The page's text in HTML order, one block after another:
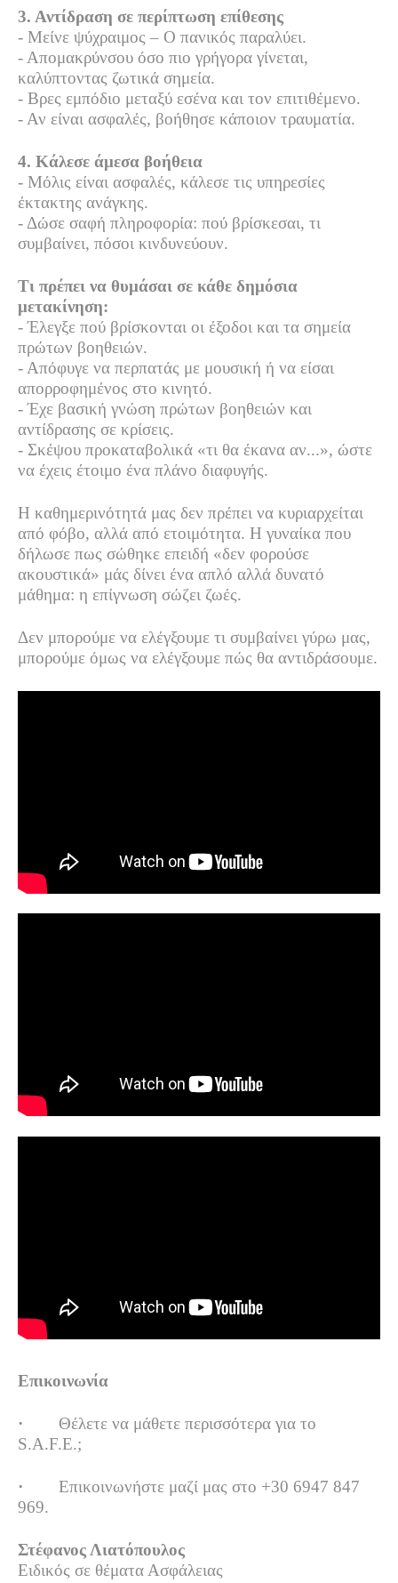
3. Αντίδραση σε περίπτωση επίθεσης
- Μείνε ψύχραιμος – Ο πανικός παραλύει.
- Απομακρύνσου όσο πιο γρήγορα γίνεται,
καλύπτοντας ζωτικά σημεία.
- Βρες εμπόδιο μεταξύ εσένα και τον επιτιθέμενο.
- Αν είναι ασφαλές, βοήθησε κάποιον τραυματία.
4. Κάλεσε άμεσα βοήθεια
- Μόλις είναι ασφαλές, κάλεσε τις υπηρεσίες
έκτακτης ανάγκης.
- Δώσε σαφή πληροφορία: πού βρίσκεσαι, τι
συμβαίνει, πόσοι κινδυνεύουν.
Τι πρέπει να θυμάσαι σε κάθε δημόσια
μετακίνηση:
- Έλεγξε πού βρίσκονται οι έξοδοι και τα σημεία
πρώτων βοηθειών.
- Απόφυγε να περπατάς με μουσική ή να είσαι
απορροφημένος στο κινητό.
- Έχε βασική γνώση πρώτων βοηθειών και
αντίδρασης σε κρίσεις.
- Σκέψου προκαταβολικά «τι θα έκανα αν...», ώστε
να έχεις έτοιμο ένα πλάνο διαφυγής.
Η καθημερινότητά μας δεν πρέπει να κυριαρχείται
από φόβο, αλλά από ετοιμότητα. Η γυναίκα που
δήλωσε πως σώθηκε επειδή «δεν φορούσε
ακουστικά» μάς δίνει ένα απλό αλλά δυνατό
μάθημα: η επίγνωση σώζει ζωές.
Δεν μπορούμε να ελέγξουμε τι συμβαίνει γύρω μας,
μπορούμε όμως να ελέγξουμε πώς θα αντιδράσουμε.
Επικοινωνία
· Θέλετε να μάθετε περισσότερα για το
S.A.F.E.;
· Επικοινωνήστε μαζί μας στο +30 6947 847
969.
Στέφανος Λιατόπουλος
Ειδικός σε θέματα Ασφάλειας